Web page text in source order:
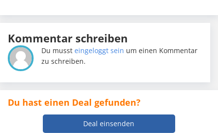
Kommentar schreiben
Du mussteingeloggt sein um einen Kommentar
zu schreiben.
Du hast einen Deal gefunden?
Deal einsenden